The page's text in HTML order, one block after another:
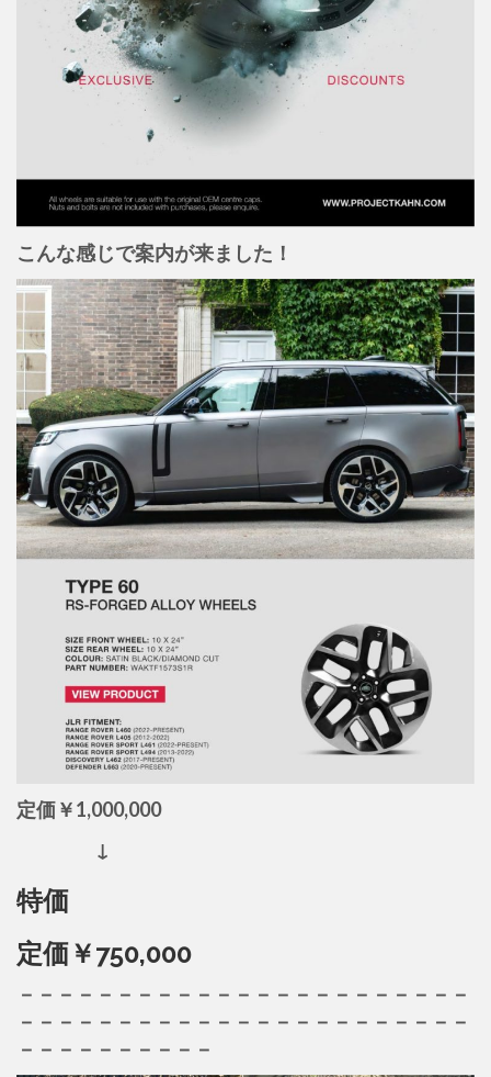
こんな感じで案内が来ました！
定価￥1,000,000
↓
特価
定価￥750,000
－－－－－－－－－－－－－－－－－－－－－－－
－－－－－－－－－－－－－－－－－－－－－－－
－－－－－－－－－－